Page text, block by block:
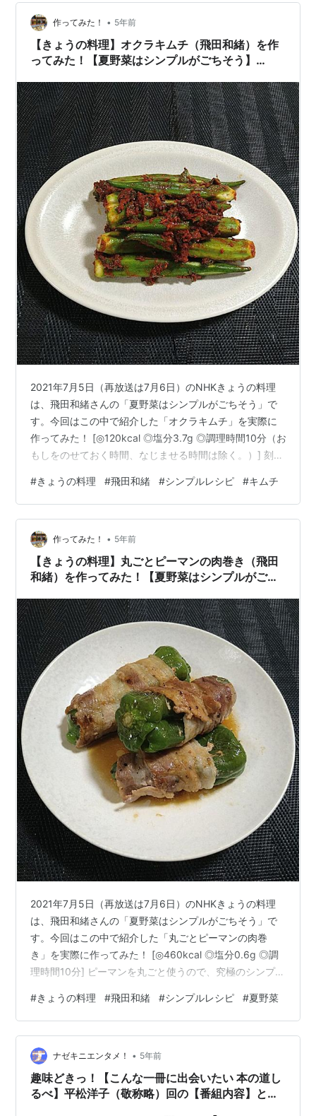
作ってみた！ • 5年前
【きょうの料理】オクラキムチ（飛田和緒）を作
ってみた！【夏野菜はシンプルがごちそう】
2021年7月5日（再放送は7月6日）のNHKきょうの料理
は、飛田和緒さんの「夏野菜はシンプルがごちそう」で
す。今回はこの中で紹介した「オクラキムチ」を実際に
作ってみた！ [◎120kcal ◎塩分3.7g ◎調理時間10分（お
もしをのせておく時間、なじませる時間は除く。）] 刻ん
よ。 でも、肝心のお味は・・・
#きょうの料理 #飛田和緒 #シンプルレシピ #キムチ
作ってみた！ • 5年前
【きょうの料理】丸ごとピーマンの肉巻き（飛田
和緒）を作ってみた！【夏野菜はシンプルがごち
2021年7月5日（再放送は7月6日）のNHKきょうの料理
は、飛田和緒さんの「夏野菜はシンプルがごちそう」で
す。今回はこの中で紹介した「丸ごとピーマンの肉巻
き」を実際に作ってみた！ [◎460kcal ◎塩分0.6g ◎調
理時間10分] ピーマンを丸ごと使うので、究極のシンプル
#きょうの料理 #飛田和緒 #シンプルレシピ #夏野菜
ナゼキニエンタメ！ • 5年前
趣味どきっ！【こんな一冊に出会いたい 本の道し
るべ】平松洋子（敬称略）回の【番組内容】と感